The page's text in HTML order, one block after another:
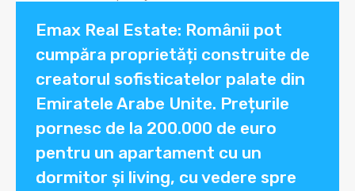
Emax Real Estate: Românii pot
cumpăra proprietăți construite de
creatorul sofisticatelor palate din
Emiratele Arabe Unite. Prețurile
pornesc de la 200.000 de euro
pentru un apartament cu un
dormitor și living, cu vedere spre